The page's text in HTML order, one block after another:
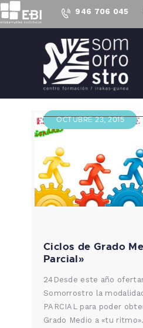
946 706 045
CENTRO
CF
NUESTRO
FORMACIÓN
ACTUALIDAD
PROYECTOS
ACCESO AL
EMPLEO
OCTUBRE 23, 2015
Ciclos de Grado
Parcial»
24Desde este año
Somorrostro la
PARCIAL para poder
Grado Medio a «tu